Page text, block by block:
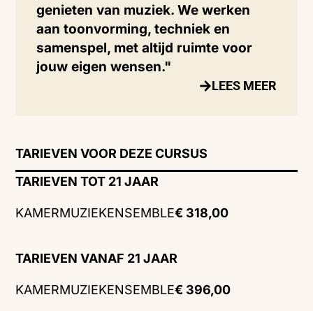
genieten van muziek. We werken
aan toonvorming, techniek en
samenspel, met altijd ruimte voor
jouw eigen wensen."
LEES MEER
TARIEVEN VOOR DEZE CURSUS
TARIEVEN TOT 21 JAAR
KAMERMUZIEKENSEMBLE€ 318,00
TARIEVEN VANAF 21 JAAR
KAMERMUZIEKENSEMBLE€ 396,00